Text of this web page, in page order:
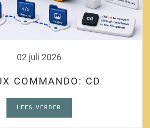
02 juli 2026
COMMANDO: CD
LEES VERDER